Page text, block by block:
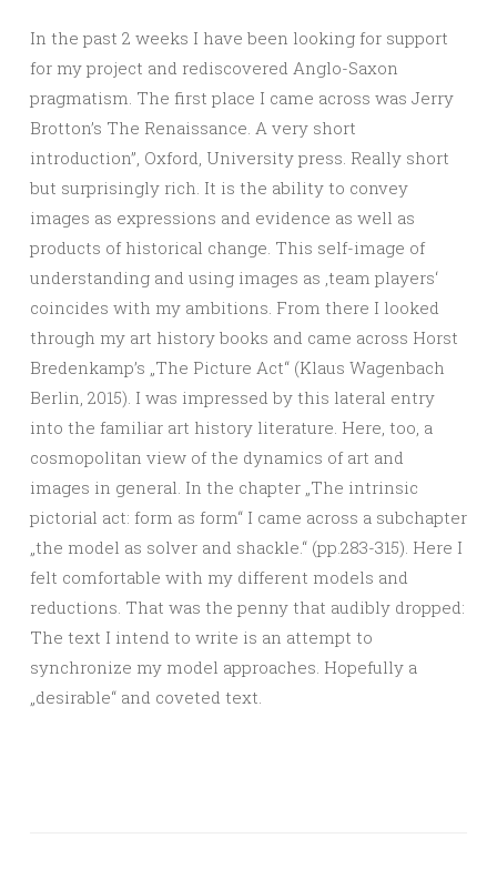
In the past 2 weeks I have been looking for support
for my project and rediscovered Anglo-Saxon
pragmatism. The first place I came across was Jerry
Brotton’s The Renaissance. A very short
introduction”, Oxford, University press. Really short
but surprisingly rich. It is the ability to convey
images as expressions and evidence as well as
products of historical change. This self-image of
understanding and using images as ‚team players‘
coincides with my ambitions. From there I looked
through my art history books and came across Horst
Bredenkamp’s „The Picture Act“ (Klaus Wagenbach
Berlin, 2015). I was impressed by this lateral entry
into the familiar art history literature. Here, too, a
cosmopolitan view of the dynamics of art and
images in general. In the chapter „The intrinsic
pictorial act: form as form“ I came across a subchapter
„the model as solver and shackle.“ (pp.283-315). Here I
felt comfortable with my different models and
reductions. That was the penny that audibly dropped:
The text I intend to write is an attempt to
synchronize my model approaches. Hopefully a
„desirable“ and coveted text.